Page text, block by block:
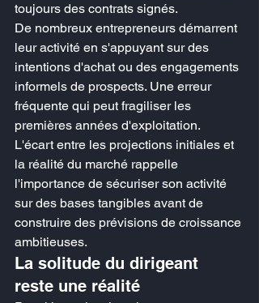
toujours des contrats signés.
De nombreux entrepreneurs démarrent
leur activité en s'appuyant sur des
intentions d'achat ou des engagements
informels de prospects. Une erreur
fréquente qui peut fragiliser les
premières années d'exploitation.
L'écart entre les projections initiales et
la réalité du marché rappelle
l'importance de sécuriser son activité
sur des bases tangibles avant de
construire des prévisions de croissance
ambitieuses.
La solitude du dirigeant
reste une réalité